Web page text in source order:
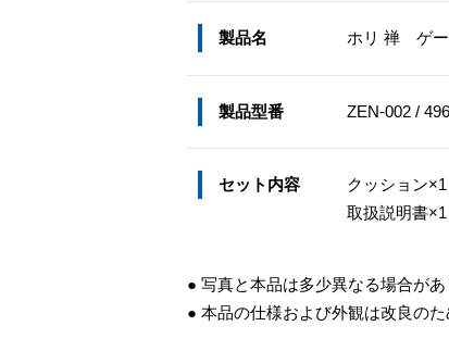
製品名 ホリ 禅 ゲー
製品型番 ZEN-002 /
セット内容
クッション×1
取扱説明書×1
● 写真と本品は多少異なる場合があ
● 本品の仕様および外観は改良の